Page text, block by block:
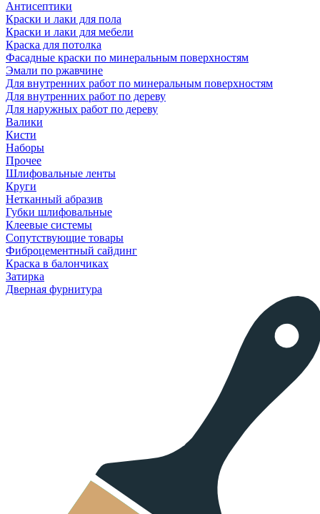
Антисептики
Краски и лаки для пола
Краски и лаки для мебели
Краска для потолка
Фасадные краски по минеральным поверхностям
Эмали по ржавчине
Для внутренних работ по минеральным поверхностям
Для внутренних работ по дереву
Для наружных работ по дереву
Валики
Кисти
Наборы
Прочее
Шлифовальные ленты
Круги
Нетканный абразив
Губки шлифовальные
Клеевые системы
Сопутствующие товары
Фиброцементный сайдинг
Краска в балончиках
Затирка
Дверная фурнитура